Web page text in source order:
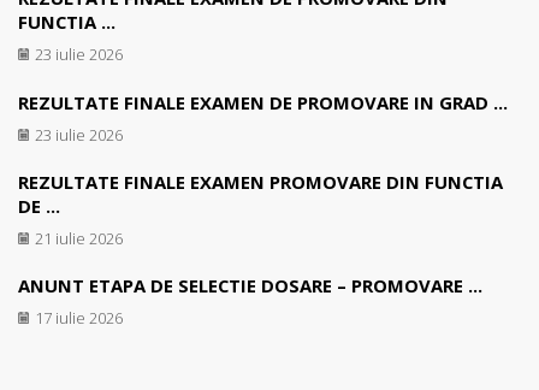
FUNCTIA ...
23 iulie 2026
REZULTATE FINALE EXAMEN DE PROMOVARE IN GRAD ...
23 iulie 2026
REZULTATE FINALE EXAMEN PROMOVARE DIN FUNCTIA
DE ...
21 iulie 2026
ANUNT ETAPA DE SELECTIE DOSARE – PROMOVARE ...
17 iulie 2026